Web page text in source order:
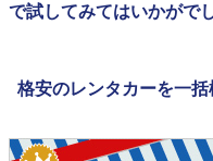
で試してみてはいかがで
格安のレンタカーを一